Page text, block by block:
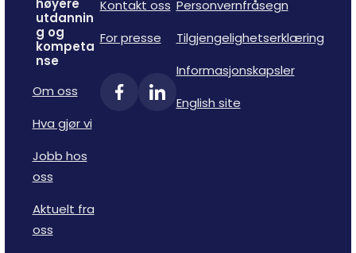
høyere
utdannin
g og
kompeta
nse
Om oss
Hva gjør vi
Jobb hos
oss
Aktuelt fra
oss
Kontakt oss
For presse
Personvernfråsegn
Tilgjengelighetserklæring
Informasjonskapsler
English site